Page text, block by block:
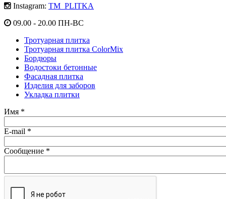
Instagram: TM_PLITKA
09.00 - 20.00 ПН-ВС
Тротуарная плитка
Тротуарная плитка ColorMix
Бордюры
Водостоки бетонные
Фасадная плитка
Изделия для заборов
Укладка плитки
Имя *
E-mail *
Сообщение *